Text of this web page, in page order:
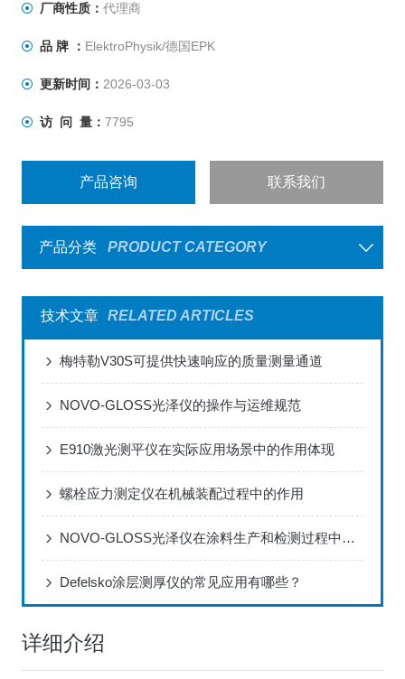
厂商性质： 代理商
品 牌 ： ElektroPhysik/德国EPK
更新时间： 2026-03-03
访 问 量： 7795
产品咨询 联系我们
产品分类 PRODUCT CATEGORY
技术文章 RELATED ARTICLES
梅特勒V30S可提供快速响应的质量测量通道
NOVO-GLOSS光泽仪的操作与运维规范
E910激光测平仪在实际应用场景中的作用体现
螺栓应力测定仪在机械装配过程中的作用
NOVO-GLOSS光泽仪在涂料生产和检测过程中的应用
Defelsko涂层测厚仪的常见应用有哪些？
详细介绍